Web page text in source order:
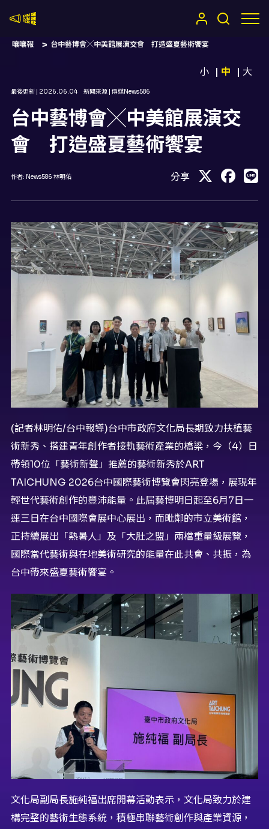
嚷嚷報 台中藝博會╳中美館展演交會 打造盛夏藝術饗宴
小 中 大
最後更新 | 2026.06.04 新聞來源 | 傳媒News586
台中藝博會╳中美館展演交
會 打造盛夏藝術饗宴
作者: News586 林明佑 分享
(記者林明佑/台中報導)台中市政府文化局長期致力扶植藝
術新秀、搭建青年創作者接軌藝術產業的橋梁，今（4）日
帶領10位「藝術新聲」推薦的藝術新秀於ART
TAICHUNG 2026台中國際藝術博覽會閃亮登場，展現年
輕世代藝術創作的豐沛能量。此屆藝博明日起至6月7日一
連三日在台中國際會展中心展出，而毗鄰的市立美術館，
正持續展出「熱暑人」及「大肚之盟」兩檔重量級展覽，
國際當代藝術與在地美術研究的能量在此共會、共振，為
台中帶來盛夏藝術饗宴。
文化局副局長施純福出席開幕活動表示，文化局致力於建
構完整的藝術生態系統，積極串聯藝術創作與產業資源，